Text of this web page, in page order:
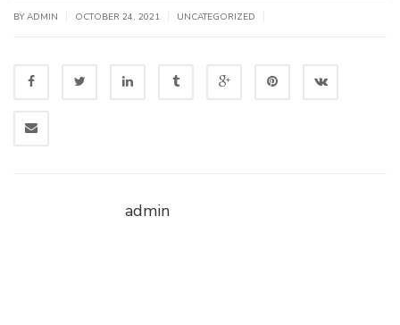
BYADMIN OCTOBER 24, 2021 UNCATEGORIZED
admin